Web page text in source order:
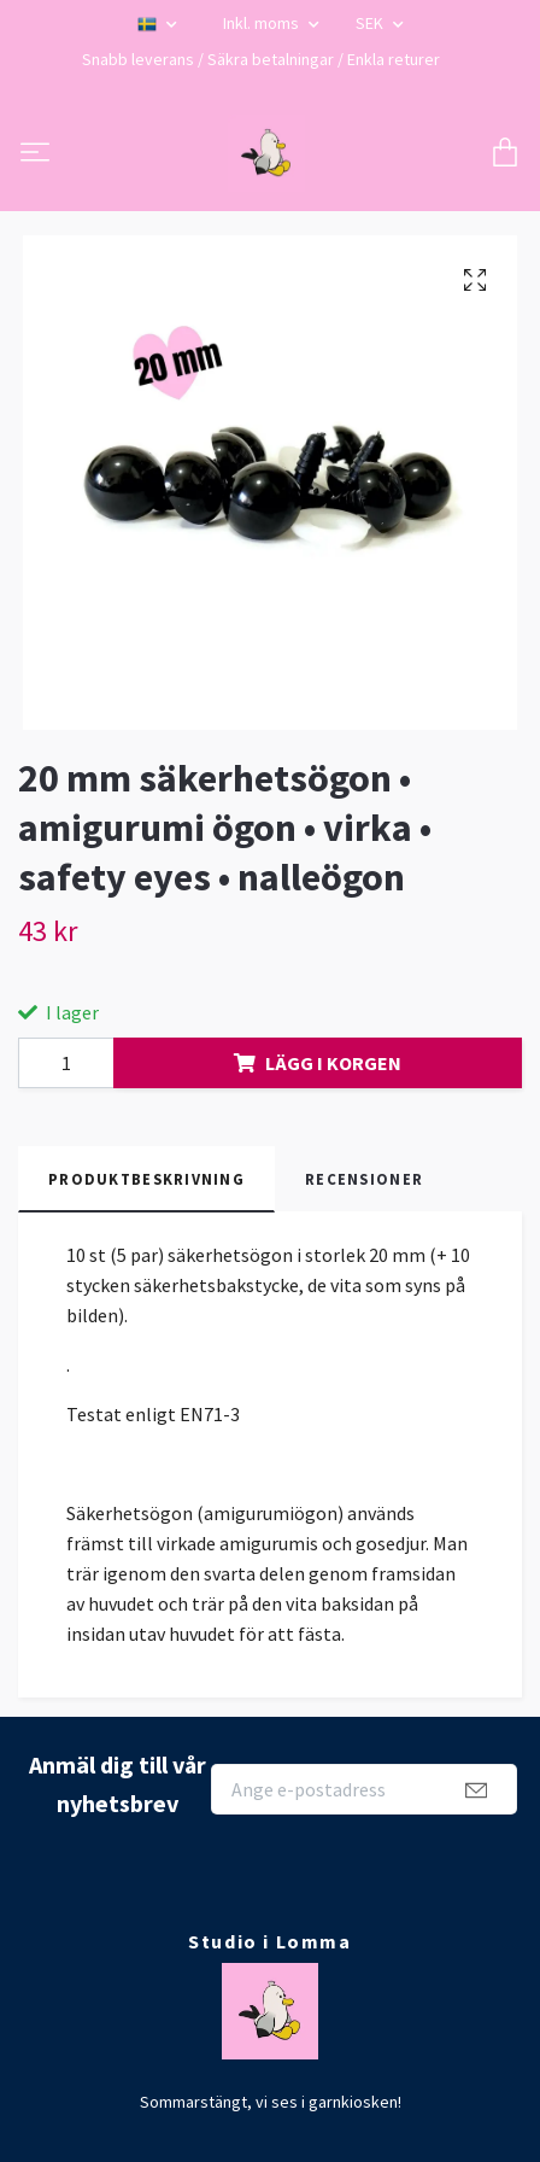
Inkl. moms
SEK
Snabb leverans / Säkra betalningar / Enkla returer
20 mm säkerhetsögon •
amigurumi ögon • virka •
safety eyes • nalleögon
43 kr
I lager
LÄGG I KORGEN
PRODUKTBESKRIVNING RECENSIONER
10 st (5 par) säkerhetsögon i storlek 20 mm (+ 10
stycken säkerhetsbakstycke, de vita som syns på
bilden).
.
Testat enligt EN71-3
Säkerhetsögon (amigurumiögon) används
främst till virkade amigurumis och gosedjur. Man
trär igenom den svarta delen genom framsidan
av huvudet och trär på den vita baksidan på
insidan utav huvudet för att fästa.
Anmäl dig till vår
nyhetsbrev
Studio i Lomma
Sommarstängt, vi ses i garnkiosken!